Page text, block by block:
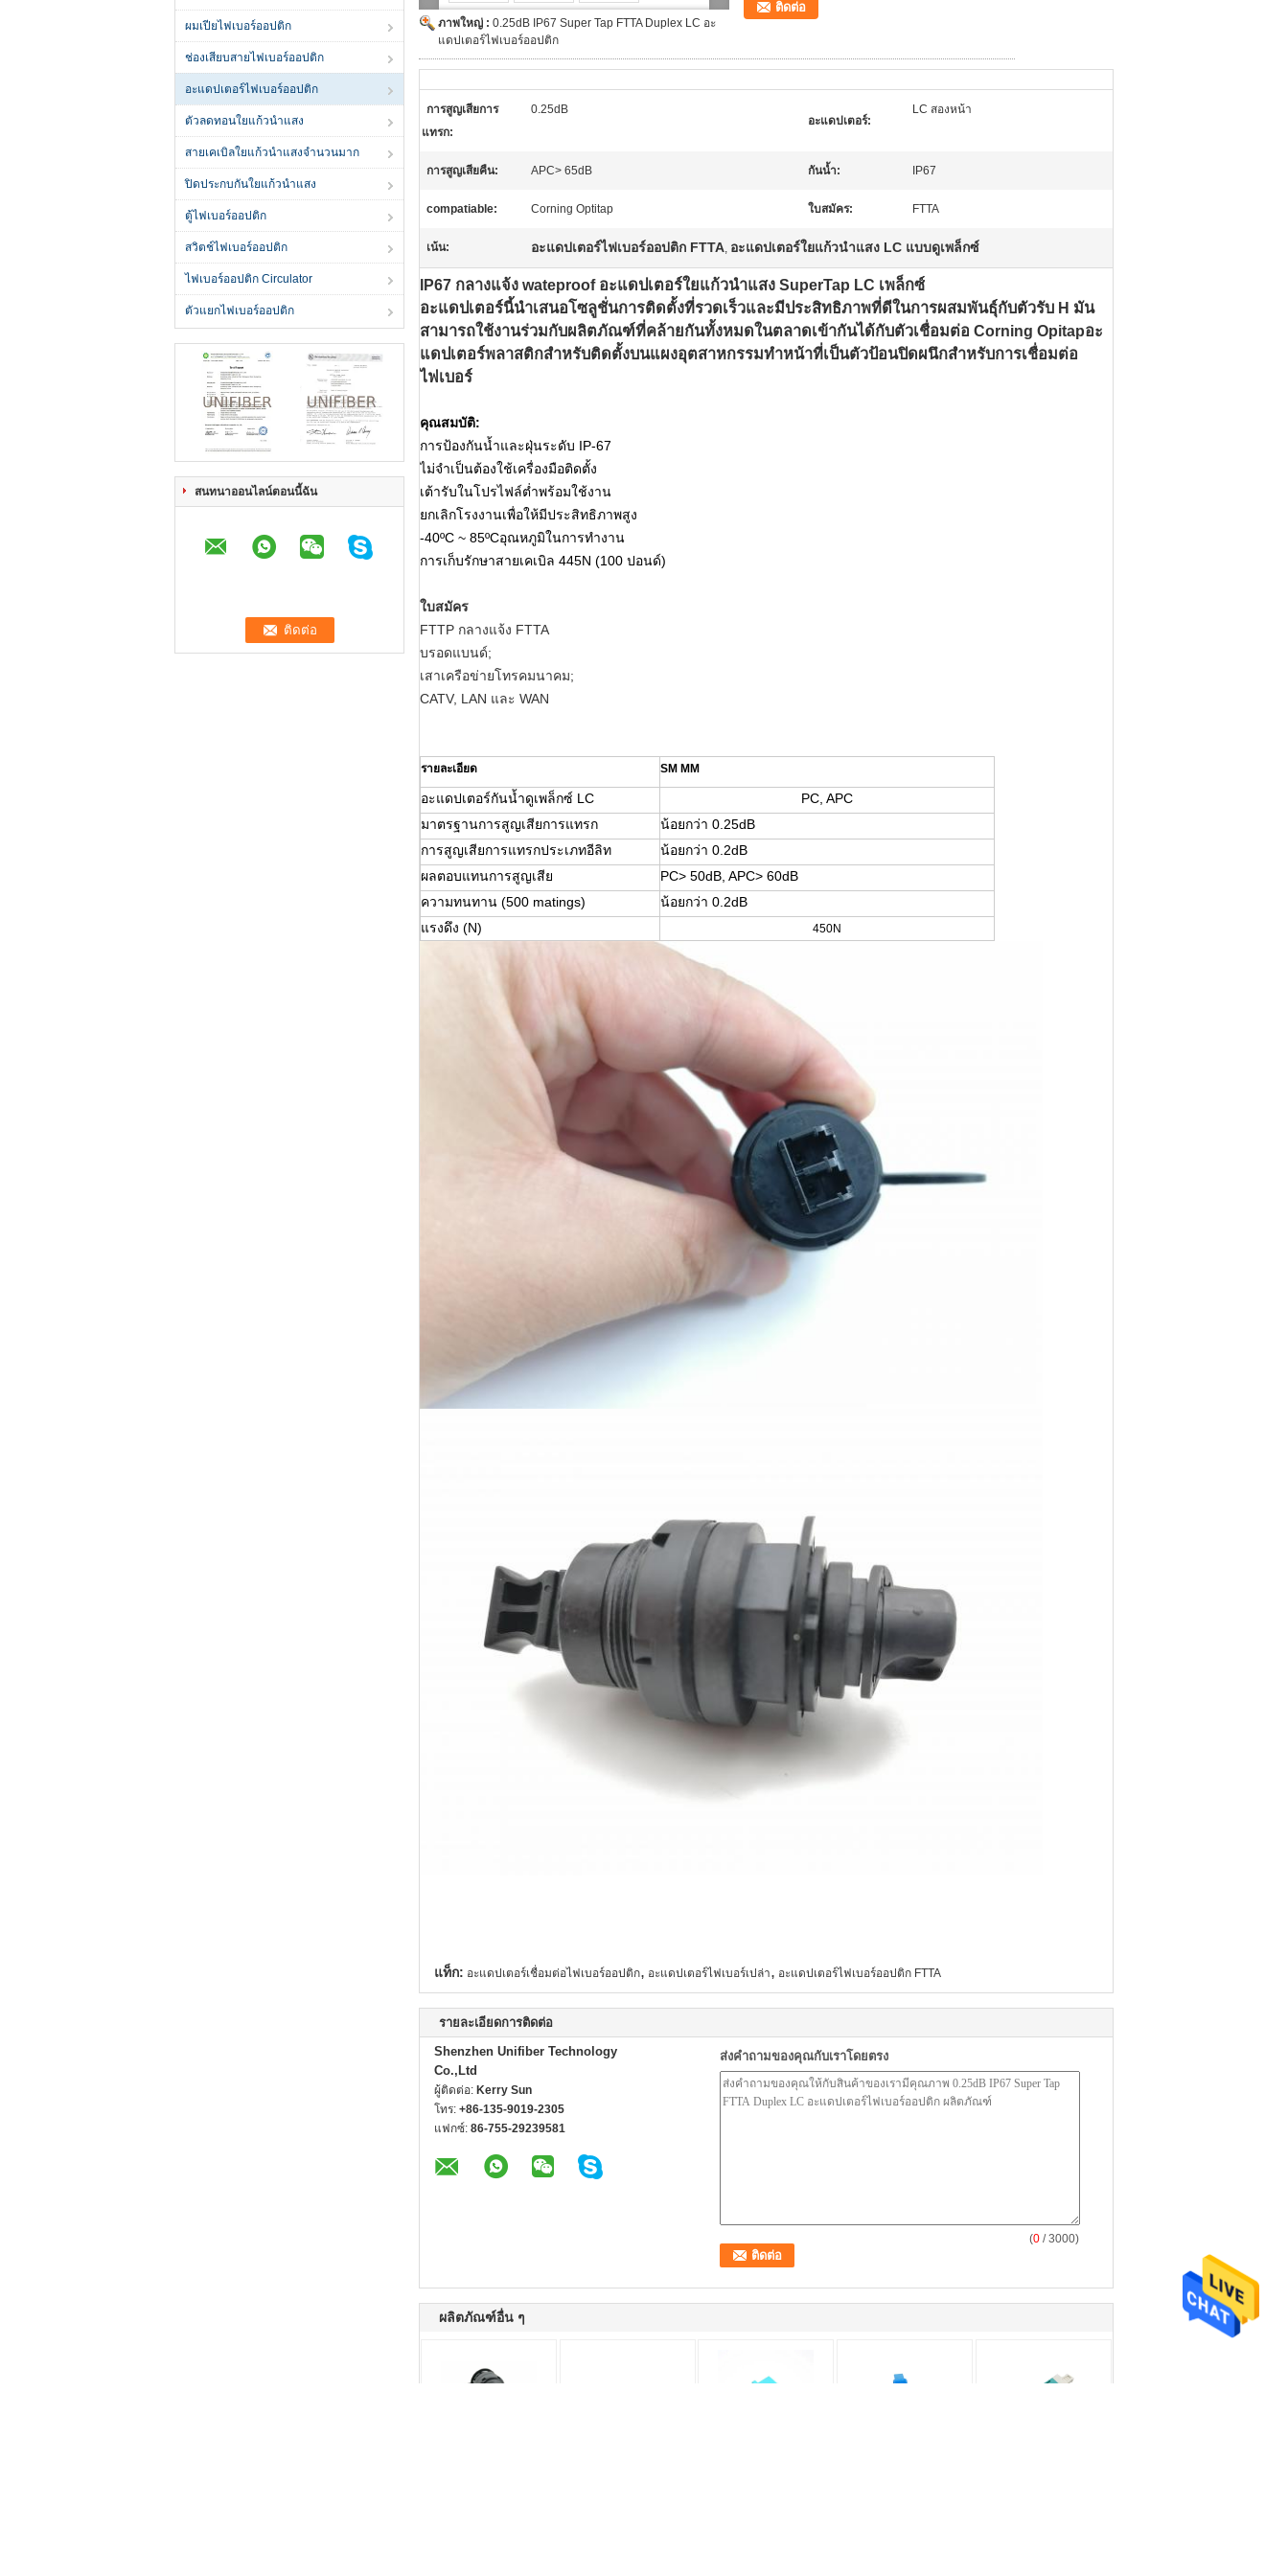
ผมเปียไฟเบอร์ออปติก
ช่องเสียบสายไฟเบอร์ออปติก
อะแดปเตอร์ไฟเบอร์ออปติก
ตัวลดทอนใยแก้วนำแสง
สายเคเบิลใยแก้วนำแสงจำนวนมาก
ปิดประกบกันใยแก้วนำแสง
ตู้ไฟเบอร์ออปติก
สวิตช์ไฟเบอร์ออปติก
ไฟเบอร์ออปติก Circulator
ตัวแยกไฟเบอร์ออปติก
สนทนาออนไลน์ตอนนี้ฉัน
ภาพใหญ่ : 0.25dB IP67 Super Tap FTTA Duplex LC อะ
แดปเตอร์ไฟเบอร์ออปติก
ติดต่อ
การสูญเสียการ
แทรก:
0.25dB
อะแดปเตอร์:
LC สองหน้า
การสูญเสียคืน: APC> 65dB กันน้ำ: IP67
compatiable: Corning Optitap ใบสมัคร: FTTA
เน้น: อะแดปเตอร์ไฟเบอร์ออปติก FTTA, อะแดปเตอร์ใยแก้วนำแสง LC แบบดูเพล็กซ์
IP67 กลางแจ้ง wateproof อะแดปเตอร์ใยแก้วนำแสง SuperTap LC เพล็กซ์
อะแดปเตอร์นี้นำเสนอโซลูชั่นการติดตั้งที่รวดเร็วและมีประสิทธิภาพที่ดีในการผสมพันธุ์กับตัวรับ H มัน
สามารถใช้งานร่วมกับผลิตภัณฑ์ที่คล้ายกันทั้งหมดในตลาดเข้ากันได้กับตัวเชื่อมต่อ Corning Opitapอะ
แดปเตอร์พลาสติกสำหรับติดตั้งบนแผงอุตสาหกรรมทำหน้าที่เป็นตัวป้อนปิดผนึกสำหรับการเชื่อมต่อ
ไฟเบอร์
คุณสมบัติ:
การป้องกันน้ำและฝุ่นระดับ IP-67
ไม่จำเป็นต้องใช้เครื่องมือติดตั้ง
เต้ารับในโปรไฟล์ต่ำพร้อมใช้งาน
ยกเลิกโรงงานเพื่อให้มีประสิทธิภาพสูง
-40ºC ~ 85ºCอุณหภูมิในการทำงาน
การเก็บรักษาสายเคเบิล 445N (100 ปอนด์)
ใบสมัคร
FTTP กลางแจ้ง FTTA
บรอดแบนด์;
เสาเครือข่ายโทรคมนาคม;
CATV, LAN และ WAN
รายละเอียด SM MM
อะแดปเตอร์กันน้ำดูเพล็กซ์ LC
PC, APC
มาตรฐานการสูญเสียการแทรก
น้อยกว่า 0.25dB
การสูญเสียการแทรกประเภทอีลิท
น้อยกว่า 0.2dB
ผลตอบแทนการสูญเสีย
PC> 50dB, APC> 60dB
ความทนทาน (500 matings)
น้อยกว่า 0.2dB
แรงดึง (N)
450N
แท็ก: อะแดปเตอร์เชื่อมต่อไฟเบอร์ออปติก, อะแดปเตอร์ไฟเบอร์เปล่า, อะแดปเตอร์ไฟเบอร์ออปติก FTTA
รายละเอียดการติดต่อ
Shenzhen Unifiber Technology
Co.,Ltd
ผู้ติดต่อ: Kerry Sun
โทร: +86-135-9019-2305
แฟกซ์: 86-755-29239581
ส่งคำถามของคุณกับเราโดยตรง
(0 / 3000)
ผลิตภัณฑ์อื่น ๆ